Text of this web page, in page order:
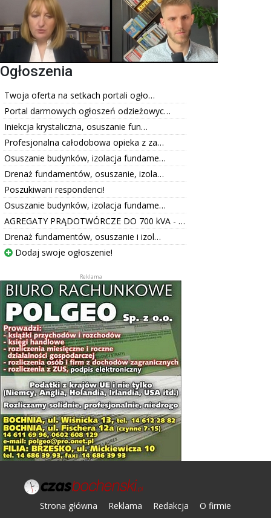
Ogłoszenia
Twoja oferta na setkach portali ogło…
Portal darmowych ogłoszeń odzieżowyc…
Iniekcja krystaliczna, osuszanie fun…
Profesjonalna całodobowa opieka z za…
Osuszanie budynków, izolacja fundame…
Drenaż fundamentów, osuszanie, izola…
Poszukiwani respondenci!
Osuszanie budynków, izolacja fundame…
AGREGATY PRĄDOTWÓRCZE DO 700 kVA - …
Drenaż fundamentów, osuszanie i izol…
Dodaj swoje ogłoszenie!
Strona główna Reklama Redakcja O firmie